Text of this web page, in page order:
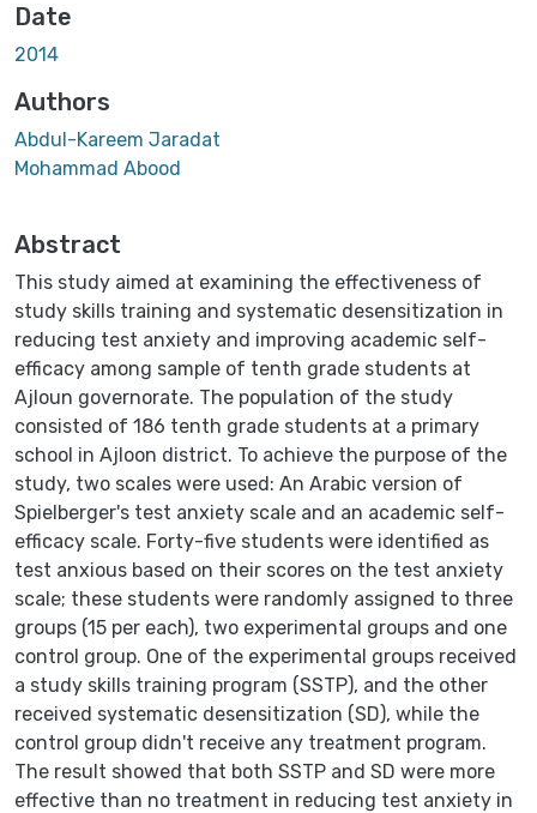
Date
2014
Authors
Abdul-Kareem Jaradat
Mohammad Abood
Abstract
This study aimed at examining the effectiveness of
study skills training and systematic desensitization in
reducing test anxiety and improving academic self-
efficacy among sample of tenth grade students at
Ajloun governorate. The population of the study
consisted of 186 tenth grade students at a primary
school in Ajloon district. To achieve the purpose of the
study, two scales were used: An Arabic version of
Spielberger's test anxiety scale and an academic self-
efficacy scale. Forty-five students were identified as
test anxious based on their scores on the test anxiety
scale; these students were randomly assigned to three
groups (15 per each), two experimental groups and one
control group. One of the experimental groups received
a study skills training program (SSTP), and the other
received systematic desensitization (SD), while the
control group didn't receive any treatment program.
The result showed that both SSTP and SD were more
effective than no treatment in reducing test anxiety in